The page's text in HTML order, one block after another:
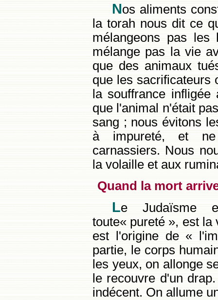
Nos aliments
la torah nous dit ce
mélangeons pas
mélange pas la vie
que des animaux
que les sacrificateurs
la souffrance
que l'animal n'était
sang ; nous évitons
à impureté, et
carnassiers. Nous
la volaille et aux
Quand la mort
Le Judaïsme
toute« pureté », est
est l'origine de «
partie, le corps
les yeux, on allonge
le recouvre d'un
indécent. On allume